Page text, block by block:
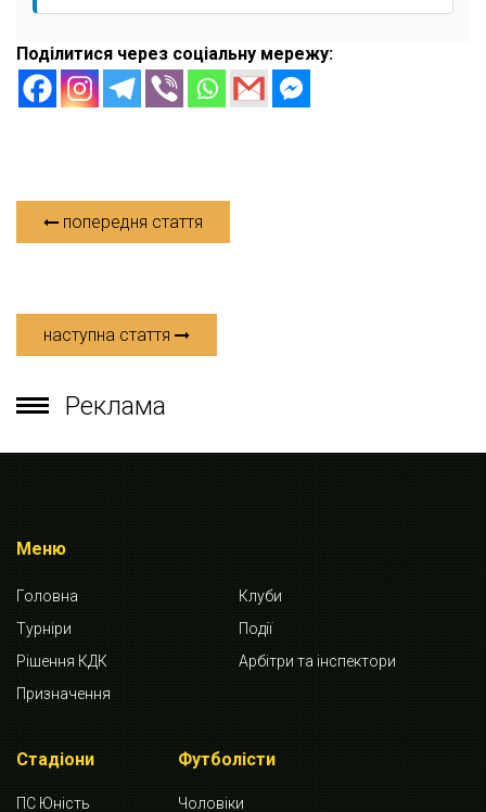
Поділитися через соціальну мережу:
попередня стаття
наступна стаття
Реклама
Меню
Головна
Клуби
Турніри
Події
Рішення КДК
Арбітри та інспектори
Призначення
Стадіони
ПС Юність
Футболісти
Чоловіки